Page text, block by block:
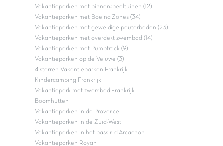
Vakantieparken met binnenspeeltuinen (12)
Vakantieparken met Boeing Zones (34)
Vakantieparken met geweldige peuterbaden (23)
Vakantieparken met overdekt zwembad (14)
Vakantieparken met Pumptrack (9)
Vakantieparken op de Veluwe (3)
4 sterren Vakantieparken Frankrijk
Kindercamping Frankrijk
Vakantiepark met zwembad Frankrijk
Boomhutten
Vakantieparken in de Provence
Vakantieparken in de Zuid-West
Vakantieparken in het bassin d'Arcachon
Vakantieparken Royan